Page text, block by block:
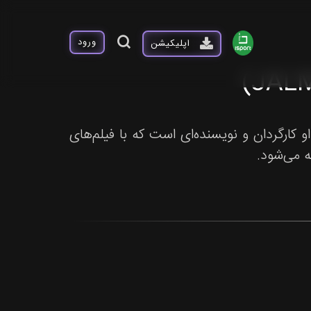
اپلیکیشن ورود
متولد شد. او کارگردان و نویسنده‌ای است که با فیلم‌های